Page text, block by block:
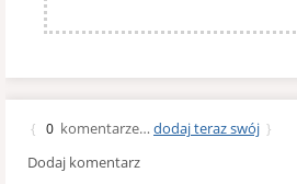
{ 0 komentarze… dodaj teraz swój }
Dodaj komentarz